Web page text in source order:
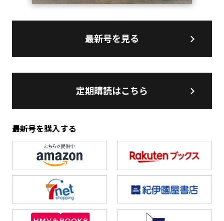
最新号を見る
定期購読はこちら
最新号を購入する